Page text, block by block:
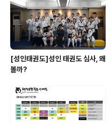
[성인태권도]성인 태권도 심사, 왜
볼까?